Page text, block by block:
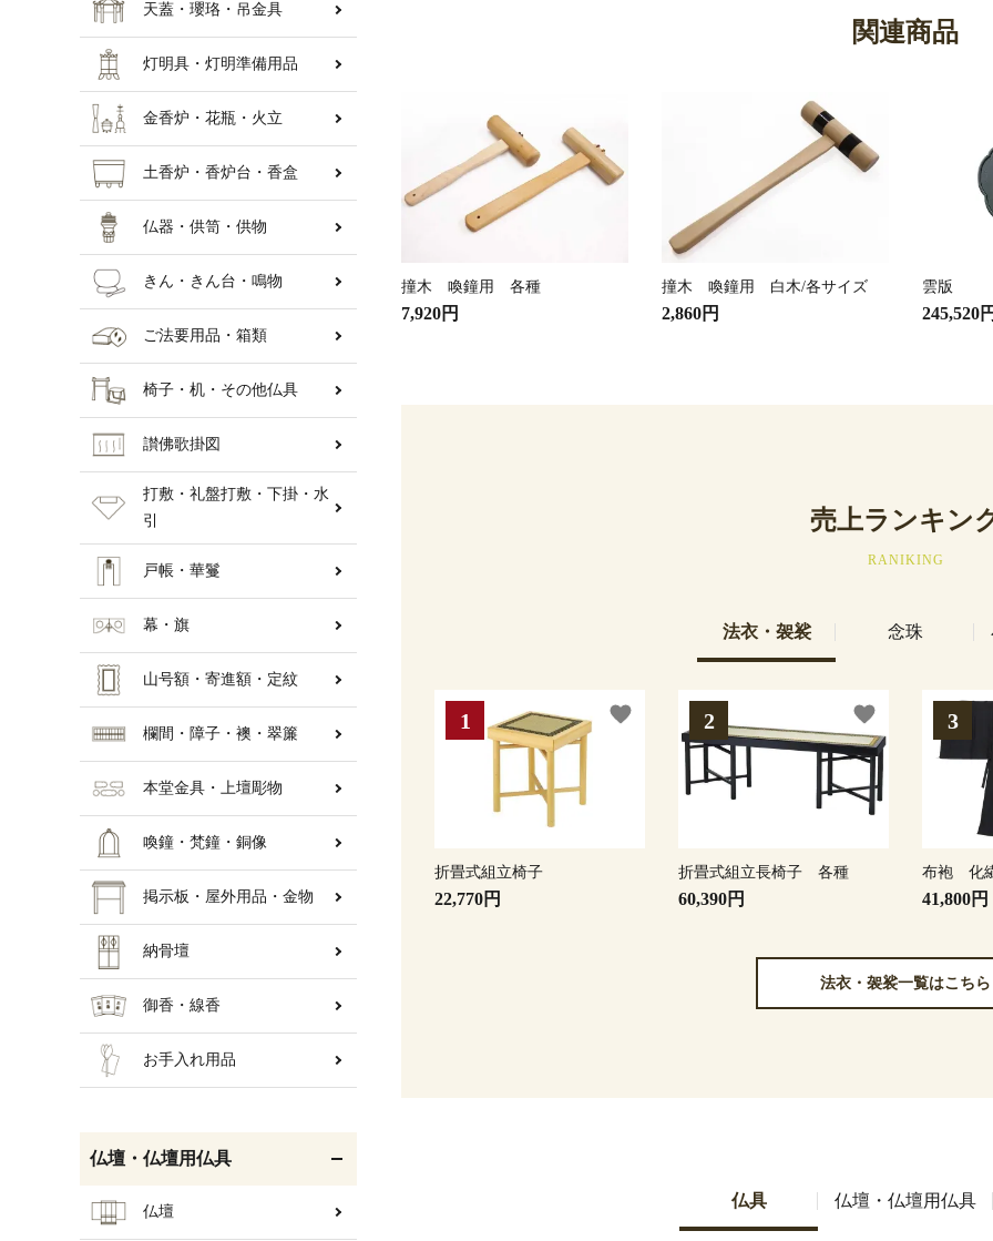
関連商品
撞木 喚鐘用 各種
7,920円
撞木 喚鐘用 白木/各サイズ
2,860円
雲版
245,520
売上ランキン
RANIKING
法衣・袈裟 念珠
折畳式組立椅子
22,770円
favorite
折畳式組立長椅子 各種
60,390円
favorite
布袍 化
41,800円
法衣・袈裟一覧はこちら
仏具 仏壇・仏壇用仏具
天蓋・瓔珞・吊金具
灯明具・灯明準備用品
金香炉・花瓶・火立
土香炉・香炉台・香盒
仏器・供笥・供物
きん・きん台・鳴物
ご法要用品・箱類
椅子・机・その他仏具
讃佛歌掛図
打敷・礼盤打敷・下掛・水
引
戸帳・華鬘
幕・旗
山号額・寄進額・定紋
欄間・障子・襖・翠簾
本堂金具・上壇彫物
喚鐘・梵鐘・銅像
掲示板・屋外用品・金物
納骨壇
御香・線香
お手入れ用品
仏壇・仏壇用仏具
仏壇